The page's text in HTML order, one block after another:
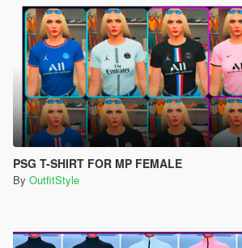
PSG T-SHIRT FOR MP FEMALE
By OutfitStyle